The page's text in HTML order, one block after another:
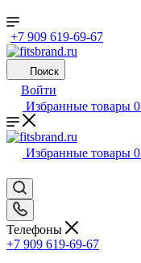
+7 909 619-69-67
Поиск
Войти
Избранные товары 0
Избранные товары 0
Телефоны
+7 909 619-69-67